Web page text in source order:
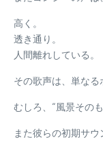
高く。
透き通り。
人間離れしている。
その歌声は、単なる
むしろ、“風景その
また彼らの初期サ